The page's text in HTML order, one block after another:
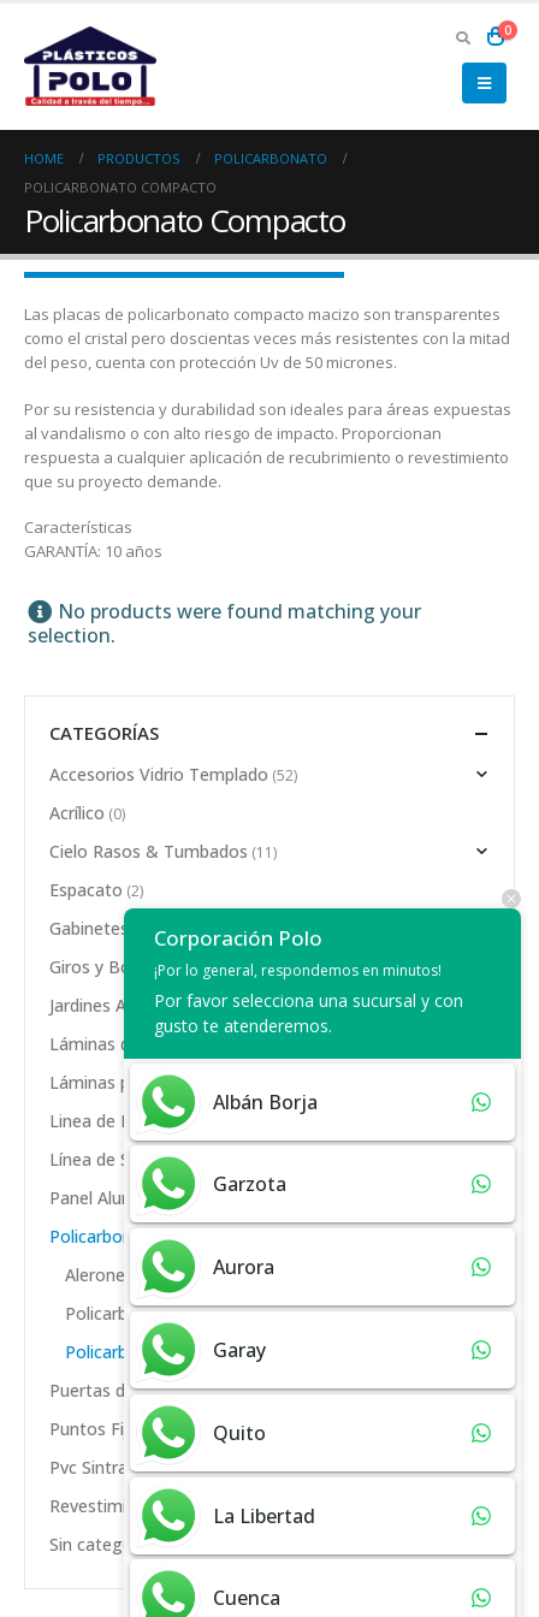
0
HOME PRODUCTOS
POLICARBONATO
POLICARBONATO COMPACTO
Policarbonato Compacto
Las placas de policarbonato compacto macizo son transparentes
como el cristal pero doscientas veces más resistentes con la mitad
del peso, cuenta con protección Uv de 50 micrones.
Por su resistencia y durabilidad son ideales para áreas expuestas
al vandalismo o con alto riesgo de impacto. Proporcionan
respuesta a cualquier aplicación de recubrimiento o revestimiento
que su proyecto demande.
Características
GARANTÍA: 10 años
No products were found matching your
selection.
CATEGORÍAS
Accesorios Vidrio Templado (52)
Acrílico (0)
Cielo Rasos & Tumbados (11)
Espacato (2)
Gabinetes de Baño
Giros y Bombas(17)
Jardines Artificiales (3)
Láminas de Polímero
Láminas para Baño
Linea de Ferretería
Línea de Silicon(3)
Panel Aluminio Compuesto
Policarbonato(1)
Alerones (0)
Policarbonato Alveolar(1)
Policarbonato Compacto
Puertas de Baño Vidrio Templado(3)
Puntos Fijos (7)
Pvc Sintra Espumado(3)
Revestimiento Pvc Pared (0)
Sin categoria(0)
Corporación Polo
¡Por lo general, respondemos en minutos!
Por favor selecciona una sucursal y con
gusto te atenderemos.
Albán Borja
Garzota
Aurora
Garay
Quito
La Libertad
Cuenca